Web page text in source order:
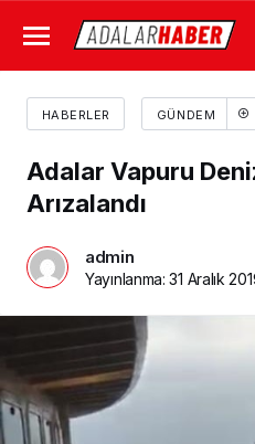
HABERLER GÜNDEM
Adalar Vapuru
Arızalandı
admin
Yayınlanma:31 Aralık